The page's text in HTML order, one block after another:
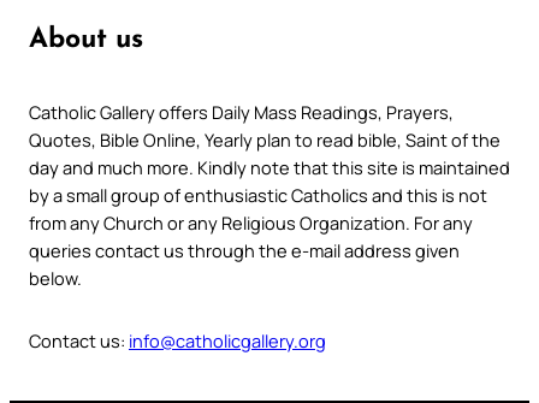
About us
Catholic Gallery offers Daily Mass Readings, Prayers,
Quotes, Bible Online, Yearly plan to read bible, Saint of the
day and much more. Kindly note that this site is maintained
by a small group of enthusiastic Catholics and this is not
from any Church or any Religious Organization. For any
queries contact us through the e-mail address given
below.
Contact us: info@catholicgallery.org